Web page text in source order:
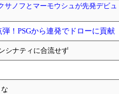
サノフとマーモウシュが先発デビュ
！PSGから連発でドローに貢献
シナティに合流せず